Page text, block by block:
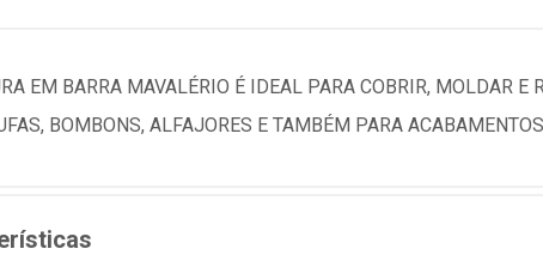
EM BARRA MAVALÉRIO É IDEAL PARA COBRIR, MOLDAR E
BOMBONS, ALFAJORES E TAMBÉM PARA